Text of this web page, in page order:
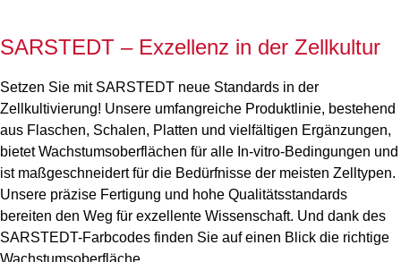
SARSTEDT – Exzellenz in der Zellkultur
Setzen Sie mit SARSTEDT neue Standards in der
Zellkultivierung! Unsere umfangreiche Produktlinie, bestehend
aus Flaschen, Schalen, Platten und vielfältigen Ergänzungen,
bietet Wachstumsoberflächen für alle In-vitro-Bedingungen und
ist maßgeschneidert für die Bedürfnisse der meisten Zelltypen.
Unsere präzise Fertigung und hohe Qualitätsstandards
bereiten den Weg für exzellente Wissenschaft. Und dank des
SARSTEDT-Farbcodes finden Sie auf einen Blick die richtige